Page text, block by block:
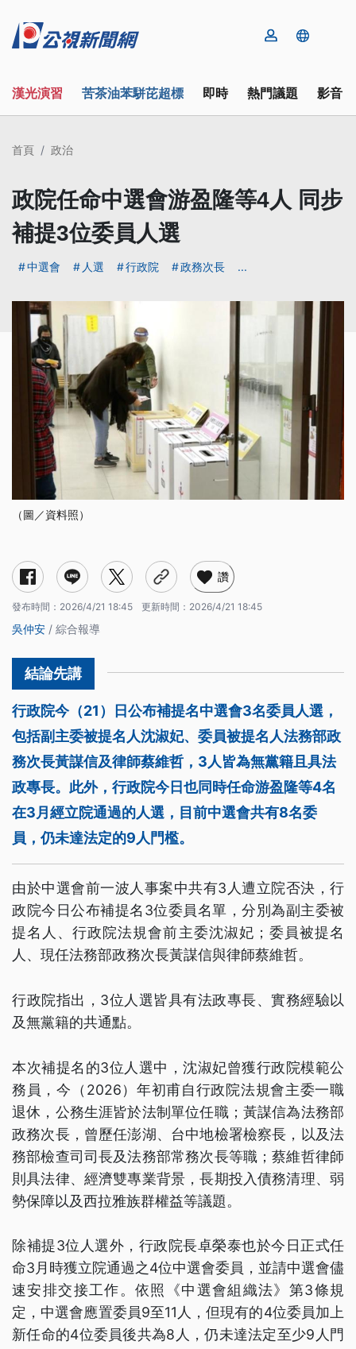
漢光演習 苦茶油苯駢芘超標 即時 熱門議題 影音
首頁 政治
政院任命中選會游盈隆等4人 同步
補提3位委員人選
中選會 人選 行政院 政務次長 ...
（圖／資料照）
讚
發布時間： 2026/4/21 18:45 更新時間： 2026/4/21 18:45
吳仲安 / 綜合報導
行政院今（21）日公布補提名中選會3名委員人選，
包括副主委被提名人沈淑妃、委員被提名人法務部政
務次長黃謀信及律師蔡維哲，3人皆為無黨籍且具法
政專長。此外，行政院今日也同時任命游盈隆等4名
在3月經立院通過的人選，目前中選會共有8名委
員，仍未達法定的9人門檻。
由於中選會前一波人事案中共有3人遭立院否決，行
政院今日公布補提名3位委員名單，分別為副主委被
提名人、行政院法規會前主委沈淑妃；委員被提名
人、現任法務部政務次長黃謀信與律師蔡維哲。
行政院指出，3位人選皆具有法政專長、實務經驗以
及無黨籍的共通點。
本次補提名的3位人選中，沈淑妃曾獲行政院模範公
務員，今（2026）年初甫自行政院法規會主委一職
退休，公務生涯皆於法制單位任職；黃謀信為法務部
政務次長，曾歷任澎湖、台中地檢署檢察長，以及法
務部檢查司司長及法務部常務次長等職；蔡維哲律師
則具法律、經濟雙專業背景，長期投入債務清理、弱
勢保障以及西拉雅族群權益等議題。
除補提3位人選外，行政院長卓榮泰也於今日正式任
命3月時獲立院通過之4位中選會委員，並請中選會儘
速安排交接工作。依照《中選會組織法》第3條規
定，中選會應置委員9至11人，但現有的4位委員加上
新任命的4位委員後共為8人，仍未達法定至少9人門